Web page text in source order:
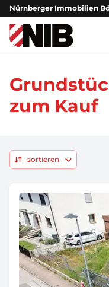
Nürnberger Immobilien
NIB - Nürnberger
zum Kauf
sortieren